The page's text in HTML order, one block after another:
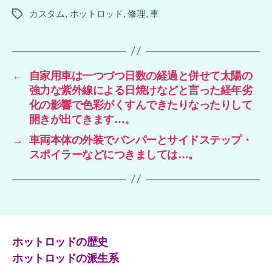
タ
カスタム, ホットロッド,修理,車
←
自家用車は一つづつ日数の経過と併せて太陽の
強力な紫外線による日焼けなどと言った経年劣
化の影響で色彩がくすんできたりなったりして
開きが出てきます…。
→
車両本体の外装でバンパーとサイドステップ・
スポイラーなどにつきましては…。
ホットロッドの歴史
ホットロッドの派生系